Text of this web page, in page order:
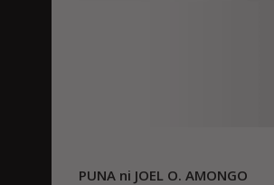
PUNA ni JOEL O. AMONGO